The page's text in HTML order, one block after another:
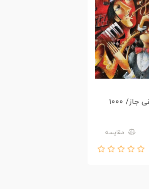
Jazz/موسیقی جاز/ 1000
مقایسه